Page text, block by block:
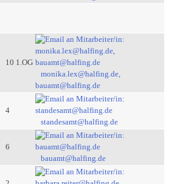
10 1.OG
monika.lex@halfing.de,
bauamt@halfing.de
4
standesamt@halfing.de
6
bauamt@halfing.de